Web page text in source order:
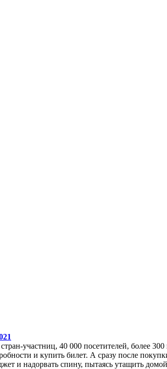
участниц, 40 000 посетителей, более
и купить билет. А сразу после
и надорвать спину, пытаясь утащить